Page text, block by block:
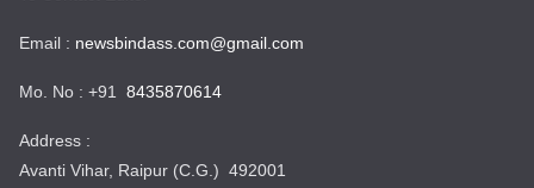
Email : newsbindass.com@gmail.com
Mo. No : +91 8435870614
Address :
Avanti Vihar, Raipur (C.G.) 492001